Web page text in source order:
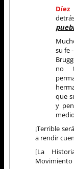
su fe
no
que
y
¡Terrible
a rendir
[La
Movimiento